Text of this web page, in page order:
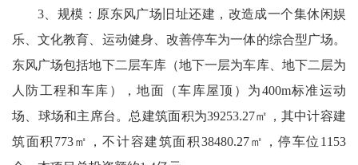
3、规模：原东风广场旧址还建，改造成一个集休闲娱
乐、文化教育、运动健身、改善停车为一体的综合型广场。
东风广场包括地下二层车库（地下一层为车库、地下二层为
人防工程和车库），地面（车库屋顶）为400m标准运动
场、球场和主席台。总建筑面积为39253.27㎡，其中计容建
筑面积773㎡，不计容建筑面积38480.27㎡，停车位1153